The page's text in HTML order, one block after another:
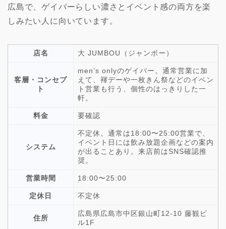
広島で、ゲイバーらしい濃さとイベント感の両方を楽
しみたい人に向いています。
店名 大 JUMBOU（ジャンボー）
客層・コンセプ
ト
men’s onlyのゲイバー。通常営業に加
えて、褌デーや一枚きん祭などのイベン
ト営業も行う、個性のはっきりした一
軒。
料金 要確認
システム
不定休。通常は18:00〜25:00営業で、
イベント日には飲み放題企画などの案内
が出ることあり。来店前はSNS確認推
奨。
営業時間 18:00〜25:00
定休日 不定休
住所
広島県広島市中区銀山町12-10 藤観ビ
ル1F